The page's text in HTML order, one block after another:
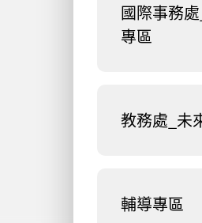
國際事務
專區
教務處_未
輔導專區